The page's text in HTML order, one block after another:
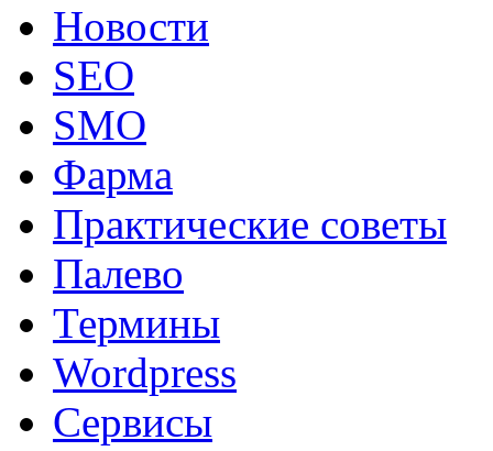
Новости
SEO
SMO
Фарма
Практические советы
Палево
Термины
Wordpress
Сервисы